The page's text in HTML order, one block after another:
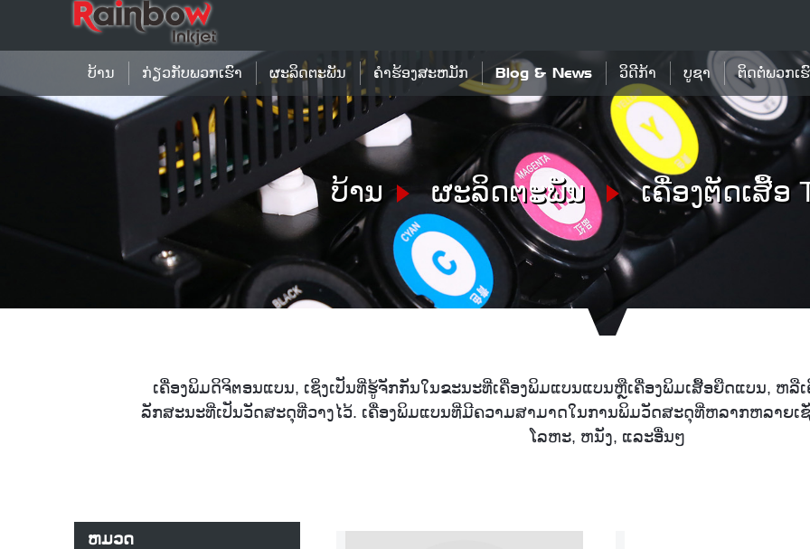
ບ້ານ ກ່ຽວກັບພວກເຮົາ ຜະລິດຕະພັນ ຄໍາຮ້ອງສະຫມັກ Blog & News ວິດີກ້າ ບູຊາ ຕິດຕໍ່ພວກເ
ບ້ານ ຜະລິດຕະພັນ ເຄື່ອງຕັດເສື້ອ
ເຄື່ອງພິມດິຈິຕອນແບນ, ເຊິ່ງເປັນທີ່ຮູ້ຈັກກັນໃນຂະນະທີ່ເຄື່ອງພິມແບນແບນຫຼືເຄື່ອງພິມເສື້ອຍືດແບນ, ຫລື
ລັກສະນະທີ່ເປັນວັດສະດຸທີ່ວາງໄວ້. ເຄື່ອງພິມແບນທີ່ມີຄວາມສາມາດໃນການພິມວັດສະດຸທີ່ຫລາກຫລາຍເຊັ່
ໂລຫະ, ຫນັງ, ແລະອື່ນໆ
ຫມວດ